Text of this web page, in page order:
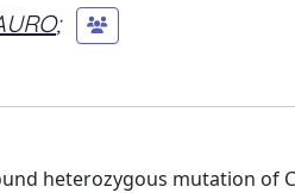
;
heterozygous mutation of